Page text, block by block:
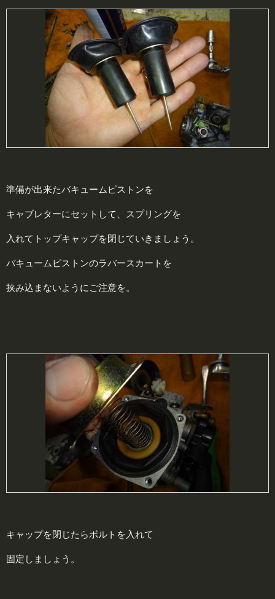
準備が出来たバキュームピストンを
キャブレターにセットして、スプリングを
入れてトップキャップを閉じていきましょう。
バキュームピストンのラバースカートを
挟み込まないようにご注意を。
キャップを閉じたらボルトを入れて
固定しましょう。